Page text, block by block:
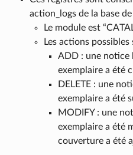
action_logs de la base
Le module est
Les actions possibles
ADD : une notice
exemplaire a été
DELETE : une
exemplaire a été
MODIFY : une
exemplaire a été
couverture a été